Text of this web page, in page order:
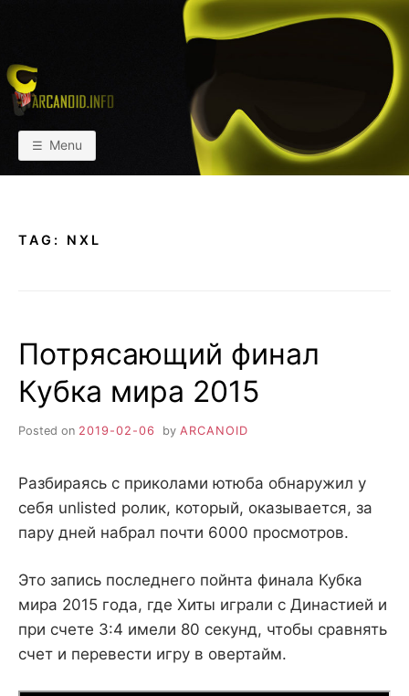
АРКАИНФО
Пейнтбол vs Paintball
Menu
TAG: NXL
Потрясающий финал
Кубка мира 2015
Posted on 2019-02-06 by ARCANOID
Разбираясь с приколами ютюба обнаружил у
себя unlisted ролик, который, оказывается, за
пару дней набрал почти 6000 просмотров.
Это запись последнего пойнта финала Кубка
мира 2015 года, где Хиты играли с Династией и
при счете 3:4 имели 80 секунд, чтобы сравнять
счет и перевести игру в овертайм.